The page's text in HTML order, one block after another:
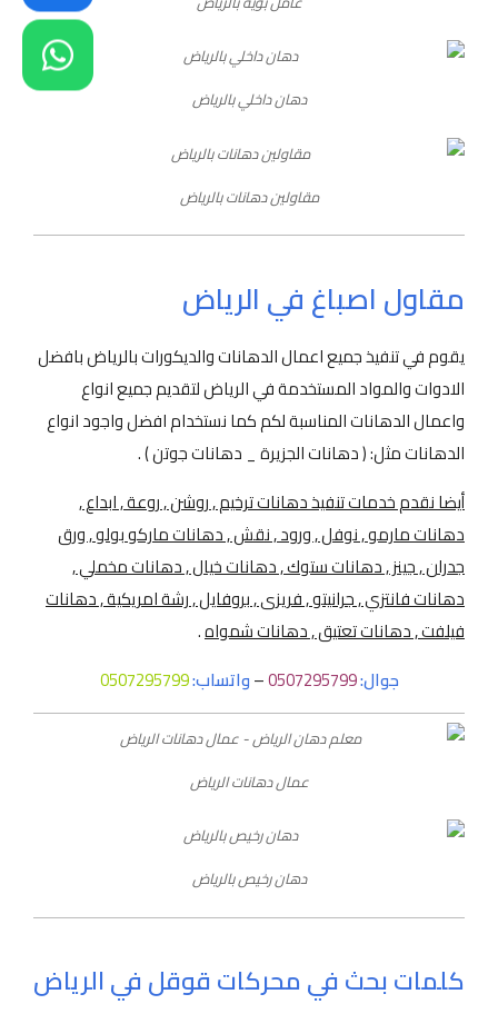
دهان داخلي بالرياض
مقاولين دهانات بالرياض
مقاول اصباغ في الرياض
يقوم في تنفيذ جميع اعمال الدهانات والديكورات بالرياض بافضل
الادوات والمواد المستخدمة في الرياض لتقديم جميع انواع
واعمال الدهانات المناسبة لكم كما نستخدام افضل واجود انواع
الدهانات مثل: ( دهانات الجزيرة _ دهانات جوتن ) .
أيضا نقدم خدمات تنفيذ دهانات ترخيم , روشن , روعة , ابداع ,
دهانات مارمو , نوفل , ورود , نقش , دهانات ماركو بولو , ورق
جدران , جينز , دهانات ستوك , دهانات خيال , دهانات مخملي ,
دهانات فانتزي , جرانيتو , فريزى , بروفايل , رشة امريكية , دهانات
فيلفت , دهانات تعتيق , دهانات شمواه.
جوال:0507295799
–واتساب:0507295799
عمال دهانات الرياض
دهان رخيص بالرياض
كلمات بحث في محركات قوقل في الرياض